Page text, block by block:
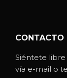
CONTACTO
Siéntete
vía e-mail o